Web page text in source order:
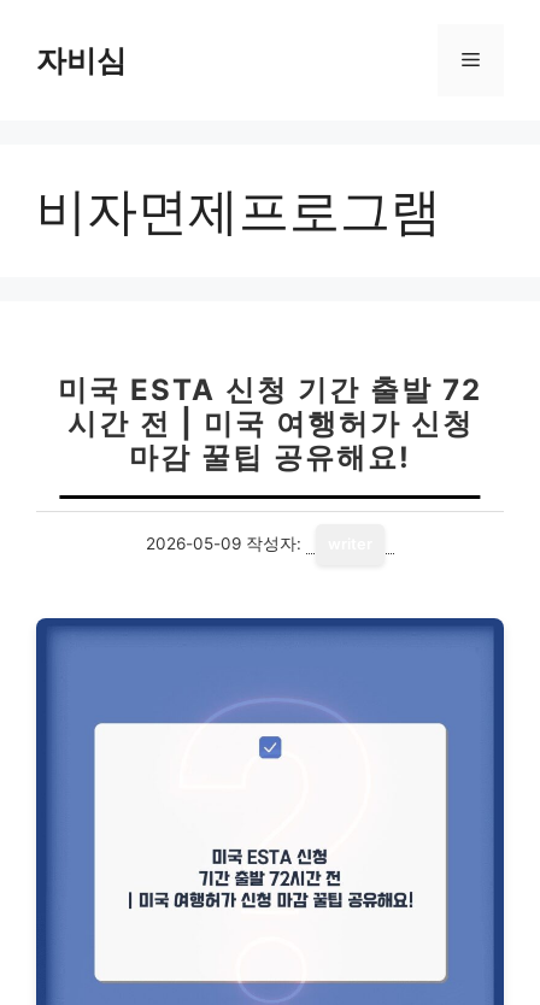
자비심 메
비자면제프로그램
미국 ESTA 신청 기간 출발 72
시간 전 | 미국 여행허가 신청
마감 꿀팁 공유해요!
2026-05-09 작성자: